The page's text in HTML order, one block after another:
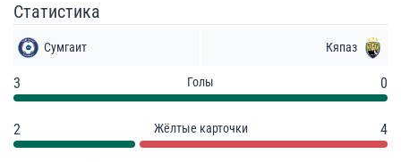
Статистика
Сумгаит Кяпаз
3 Голы 0
2 Жёлтые карточки 4